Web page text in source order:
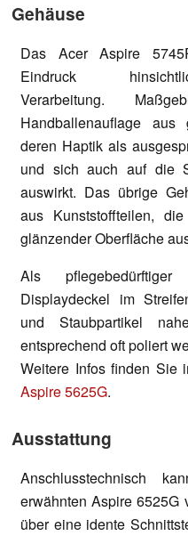
Gehäuse
Das Acer Aspire
Eindruck
Verarbeitung.
Handballenauflage aus
deren Haptik als
und sich auch auf die
auswirkt. Das übrige
aus Kunststoffteilen,
glänzender Oberfläche
Als
Displaydeckel im
und Staubpartikel
entsprechend oft poliert
Weitere Infos finden Sie
Aspire 5625G.
Ausstattung
Anschlusstechnisch
erwähnten Aspire 6525G
über eine idente